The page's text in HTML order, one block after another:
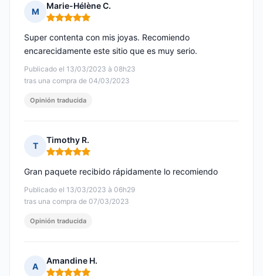
M
Marie-Hélène C.
Nota: 5 de 5
Publicado el 13/03/2023 à 08h23
tras una compra de 04/03/2023
Super contenta con mis joyas. Recomiendo
encarecidamente este sitio que es muy serio.
Opinión traducida
T
Timothy R.
Nota: 5 de 5
Publicado el 13/03/2023 à 06h29
tras una compra de 07/03/2023
Gran paquete recibido rápidamente lo recomiendo
Opinión traducida
A
Amandine H.